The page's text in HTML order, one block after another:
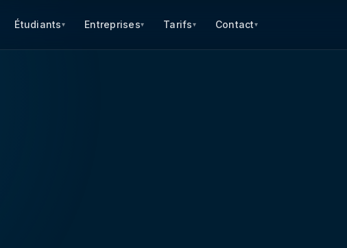
Étudiants▾ Entreprises▾ Tarifs▾ Contact▾